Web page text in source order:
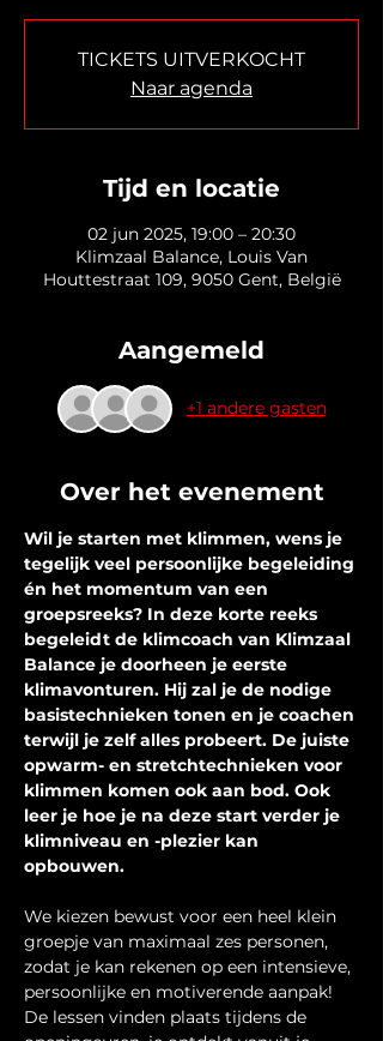
TICKETS UITVERKOCHT
Naar agenda
Tijd en locatie
02 jun 2025, 19:00 – 20:30
Klimzaal Balance, Louis Van
Houttestraat 109, 9050 Gent, België
Aangemeld
+1 andere gasten
Over het evenement
Wil je starten met klimmen, wens je
tegelijk veel persoonlijke begeleiding
én het momentum van een
groepsreeks? In deze korte reeks
begeleidt de klimcoach van Klimzaal
Balance je doorheen je eerste
klimavonturen. Hij zal je de nodige
basistechnieken tonen en je coachen
terwijl je zelf alles probeert. De juiste
opwarm- en stretchtechnieken voor
klimmen komen ook aan bod. Ook
leer je hoe je na deze start verder je
klimniveau en -plezier kan
opbouwen.
We kiezen bewust voor een heel klein
groepje van maximaal zes personen,
zodat je kan rekenen op een intensieve,
persoonlijke en motiverende aanpak!
De lessen vinden plaats tijdens de